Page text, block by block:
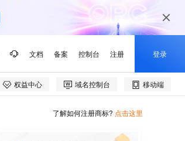
了解如何注册商标? 点击这里